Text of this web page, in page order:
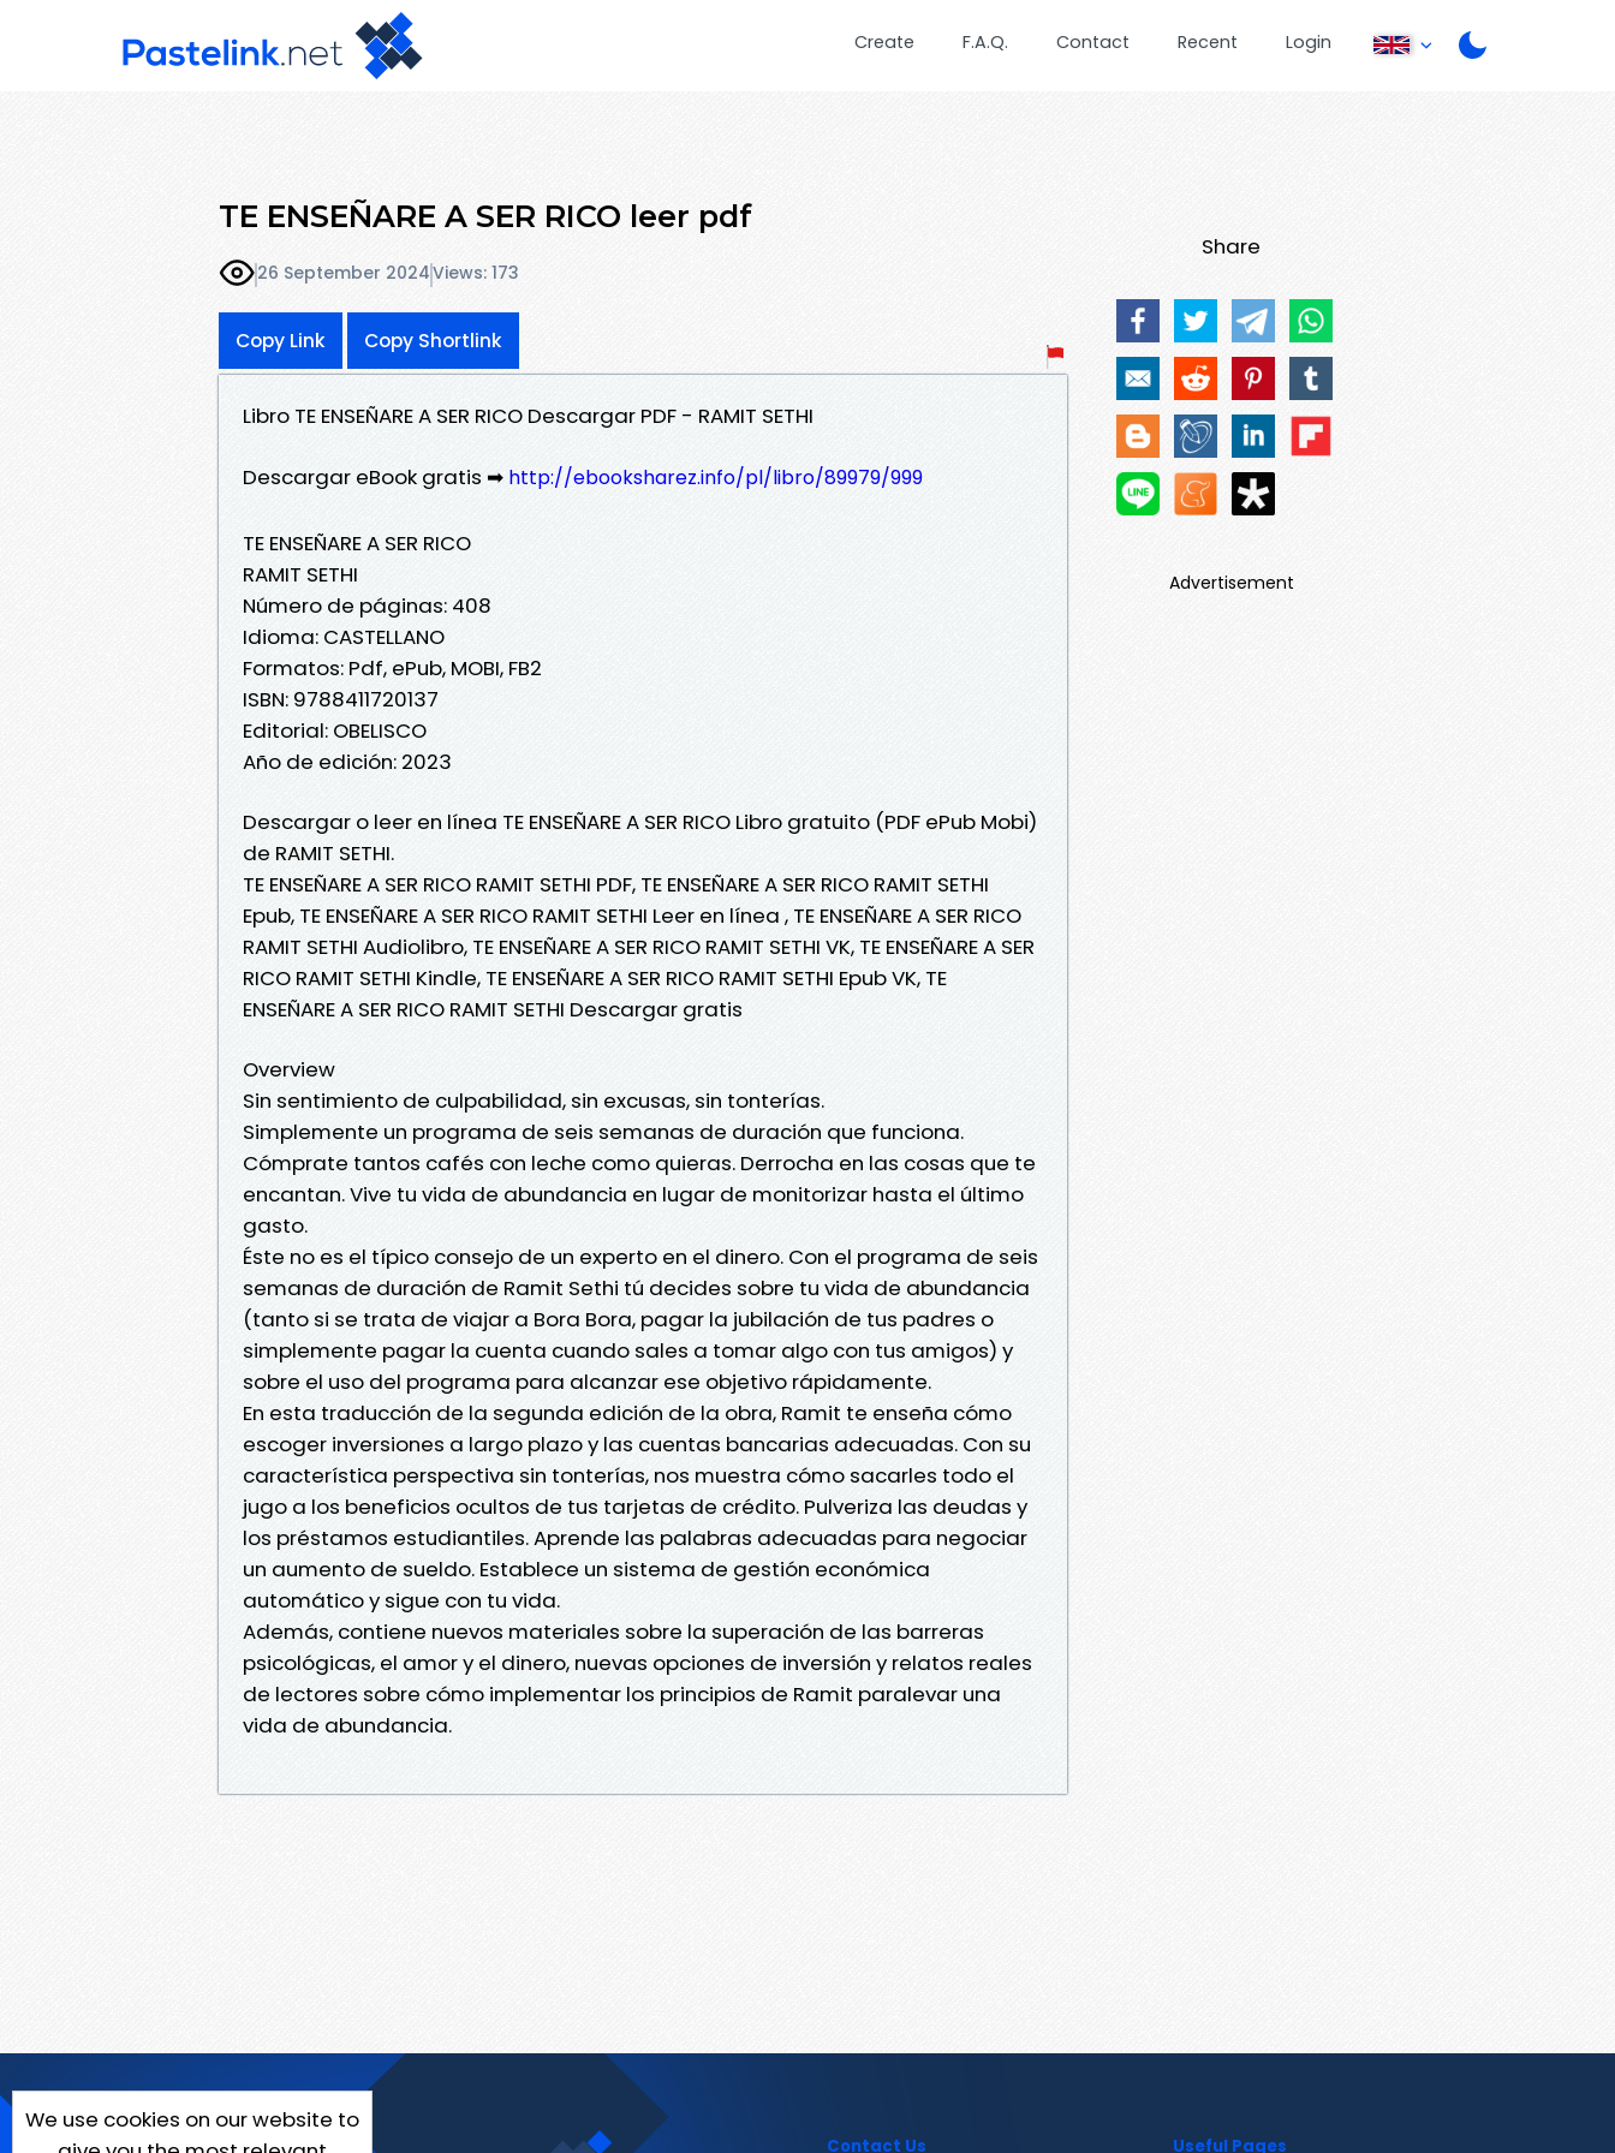
Create F.A.Q. Contact Recent Login
TE ENSEÑARE A SER RICO leer pdf
26 September 2024Views: 173
Copy Link Copy Shortlink
Libro TE ENSEÑARE A SER RICO Descargar PDF - RAMIT SETHI
Descargar eBook gratis ➡ http://ebooksharez.info/pl/libro/89979/999
TE ENSEÑARE A SER RICO
RAMIT SETHI
Número de páginas: 408
Idioma: CASTELLANO
Formatos: Pdf, ePub, MOBI, FB2
ISBN: 9788411720137
Editorial: OBELISCO
Año de edición: 2023
Descargar o leer en línea TE ENSEÑARE A SER RICO Libro gratuito (PDF ePub Mobi)
de RAMIT SETHI.
TE ENSEÑARE A SER RICO RAMIT SETHI PDF, TE ENSEÑARE A SER RICO RAMIT SETHI
Epub, TE ENSEÑARE A SER RICO RAMIT SETHI Leer en línea , TE ENSEÑARE A SER RICO
RAMIT SETHI Audiolibro, TE ENSEÑARE A SER RICO RAMIT SETHI VK, TE ENSEÑARE A SER
RICO RAMIT SETHI Kindle, TE ENSEÑARE A SER RICO RAMIT SETHI Epub VK, TE
ENSEÑARE A SER RICO RAMIT SETHI Descargar gratis
Overview
Sin sentimiento de culpabilidad, sin excusas, sin tonterías.
Simplemente un programa de seis semanas de duración que funciona.
Cómprate tantos cafés con leche como quieras. Derrocha en las cosas que te
encantan. Vive tu vida de abundancia en lugar de monitorizar hasta el último
gasto.
Éste no es el típico consejo de un experto en el dinero. Con el programa de seis
semanas de duración de Ramit Sethi tú decides sobre tu vida de abundancia
(tanto si se trata de viajar a Bora Bora, pagar la jubilación de tus padres o
simplemente pagar la cuenta cuando sales a tomar algo con tus amigos) y
sobre el uso del programa para alcanzar ese objetivo rápidamente.
En esta traducción de la segunda edición de la obra, Ramit te enseña cómo
escoger inversiones a largo plazo y las cuentas bancarias adecuadas. Con su
característica perspectiva sin tonterías, nos muestra cómo sacarles todo el
jugo a los beneficios ocultos de tus tarjetas de crédito. Pulveriza las deudas y
los préstamos estudiantiles. Aprende las palabras adecuadas para negociar
un aumento de sueldo. Establece un sistema de gestión económica
automático y sigue con tu vida.
Además, contiene nuevos materiales sobre la superación de las barreras
psicológicas, el amor y el dinero, nuevas opciones de inversión y relatos reales
de lectores sobre cómo implementar los principios de Ramit paralevar una
vida de abundancia.
Share
Advertisement
We use cookies on our website to
Contact Us Useful Pages